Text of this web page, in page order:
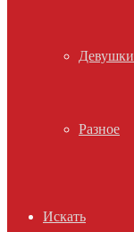
Девушки
Разное
Искать